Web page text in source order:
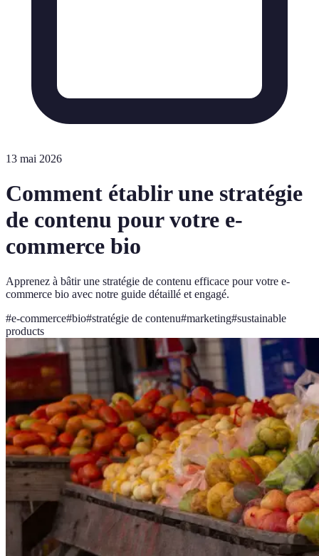
13 mai 2026
Comment établir une stratégie
de contenu pour votre e-
commerce bio
Apprenez à bâtir une stratégie de contenu efficace pour votre e-
commerce bio avec notre guide détaillé et engagé.
#e-commerce#bio#stratégie de contenu#marketing#sustainable
products